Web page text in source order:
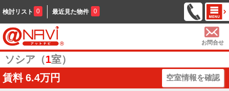
検討リスト 0 最近見た物件 0
お問合せ
ソシア（1室）
賃料 6.4万円 空室情報を確認